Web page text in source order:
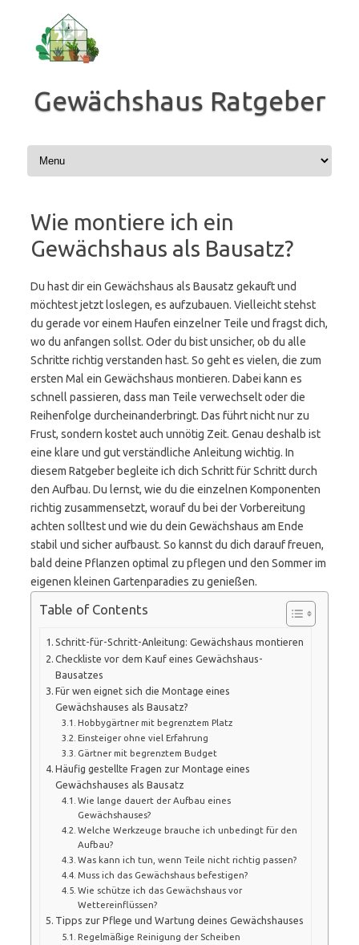
springen
Gewächshaus Ratgeber
Wie montiere ich ein
Gewächshaus als Bausatz?
Du hast dir ein Gewächshaus als Bausatz gekauft und
möchtest jetzt loslegen, es aufzubauen. Vielleicht stehst
du gerade vor einem Haufen einzelner Teile und fragst dich,
wo du anfangen sollst. Oder du bist unsicher, ob du alle
Schritte richtig verstanden hast. So geht es vielen, die zum
ersten Mal ein Gewächshaus montieren. Dabei kann es
schnell passieren, dass man Teile verwechselt oder die
Reihenfolge durcheinanderbringt. Das führt nicht nur zu
Frust, sondern kostet auch unnötig Zeit. Genau deshalb ist
eine klare und gut verständliche Anleitung wichtig. In
diesem Ratgeber begleite ich dich Schritt für Schritt durch
den Aufbau. Du lernst, wie du die einzelnen Komponenten
richtig zusammensetzt, worauf du bei der Vorbereitung
achten solltest und wie du dein Gewächshaus am Ende
stabil und sicher aufbaust. So kannst du dich darauf freuen,
bald deine Pflanzen optimal zu pflegen und den Sommer im
eigenen kleinen Gartenparadies zu genießen.
Table of Contents
Schritt-für-Schritt-Anleitung: Gewächshaus montieren
Checkliste vor dem Kauf eines Gewächshaus-
Bausatzes
Für wen eignet sich die Montage eines
Gewächshauses als Bausatz?
Hobbygärtner mit begrenztem Platz
Einsteiger ohne viel Erfahrung
Gärtner mit begrenztem Budget
Häufig gestellte Fragen zur Montage eines
Gewächshauses als Bausatz
Wie lange dauert der Aufbau eines
Gewächshauses?
Welche Werkzeuge brauche ich unbedingt für den
Aufbau?
Was kann ich tun, wenn Teile nicht richtig passen?
Muss ich das Gewächshaus befestigen?
Wie schütze ich das Gewächshaus vor
Wettereinflüssen?
Tipps zur Pflege und Wartung deines Gewächshauses
Regelmäßige Reinigung der Scheiben